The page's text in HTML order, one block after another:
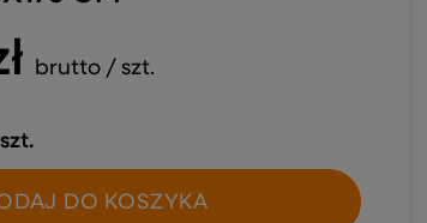
brutto / szt.
szt.
DO KOSZYKA